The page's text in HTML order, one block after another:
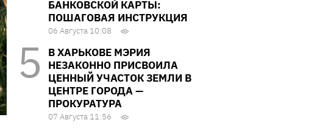
БАНКОВСКОЙ КАРТЫ:
ПОШАГОВАЯ ИНСТРУКЦИЯ
06 Августа 10:08
В ХАРЬКОВЕ МЭРИЯ
НЕЗАКОННО ПРИСВОИЛА
ЦЕННЫЙ УЧАСТОК ЗЕМЛИ В
ЦЕНТРЕ ГОРОДА —
ПРОКУРАТУРА
07 Августа 11:56